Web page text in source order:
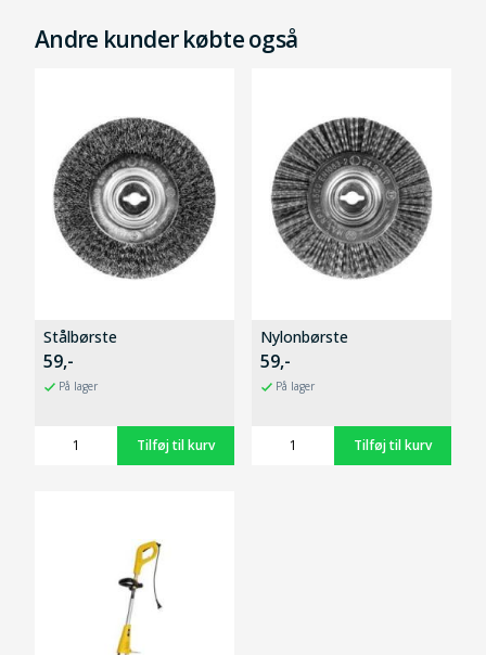
Andre kunder købte også
Stålbørste
59,-
På lager
Nylonbørste
59,-
På lager